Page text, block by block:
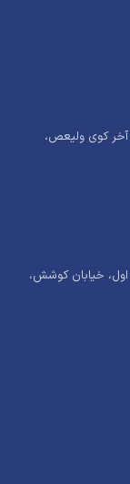
آخر کوی ولیعص،
خیابان کوشش،